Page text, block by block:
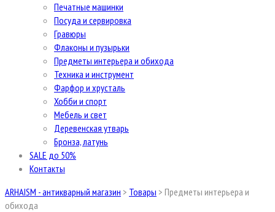
Печатные машинки
Посуда и сервировка
Гравюры
Флаконы и пузырьки
Предметы интерьера и обихода
Техника и инструмент
Фарфор и хрусталь
Хобби и спорт
Мебель и свет
Деревенская утварь
Бронза, латунь
SALE до 50%
Контакты
ARHAISM - антикварный магазин > Товары > Предметы интерьера и
обихода